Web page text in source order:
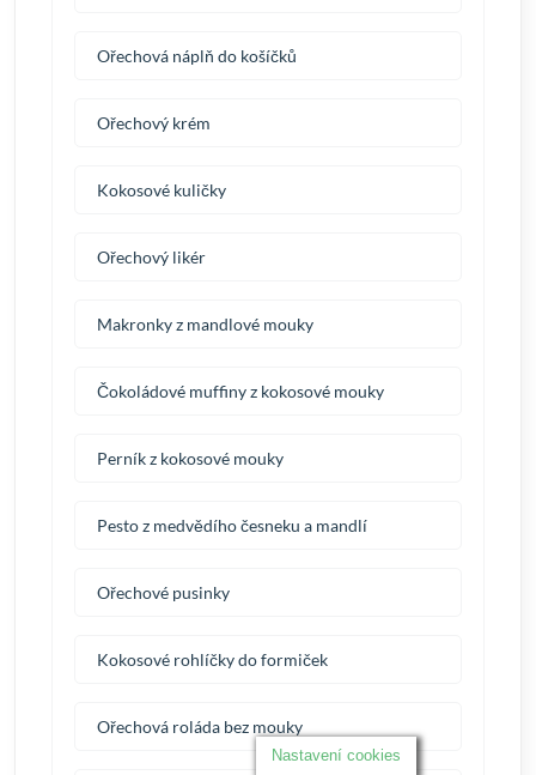
Ořechová náplň do košíčků
Ořechový krém
Kokosové kuličky
Ořechový likér
Makronky z mandlové mouky
Čokoládové muffiny z kokosové mouky
Perník z kokosové mouky
Pesto z medvědího česneku a mandlí
Ořechové pusinky
Kokosové rohlíčky do formiček
Ořechová roláda bez mouky
Nastavení cookies